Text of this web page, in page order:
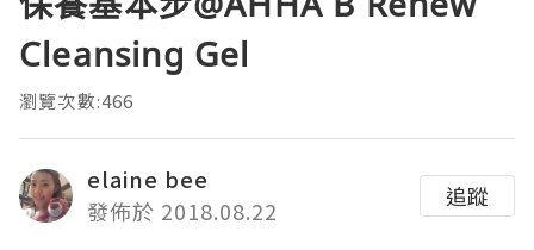
Cleansing Gel
瀏覽次數:466
elaine bee
發佈於 2018.08.22
追蹤